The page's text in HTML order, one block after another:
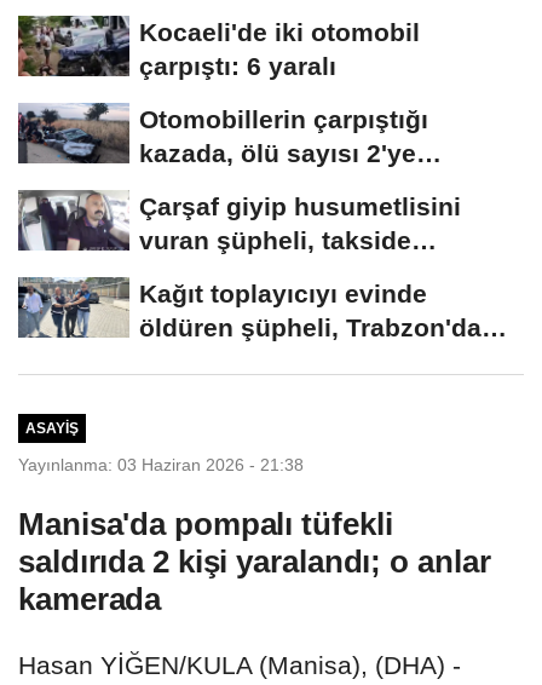
Kocaeli'de iki otomobil
çarpıştı: 6 yaralı
Otomobillerin çarpıştığı
kazada, ölü sayısı 2'ye
Çarşaf giyip husumetlisini
vuran şüpheli, takside
Kağıt toplayıcıyı evinde
öldüren şüpheli, Trabzon'da
ASAYIŞ
Yayınlanma: 03 Haziran 2026 - 21:38
Manisa'da pompalı tüfekli
saldırıda 2 kişi yaralandı; o anlar
kamerada
Hasan YİĞEN/KULA (Manisa), (DHA) -